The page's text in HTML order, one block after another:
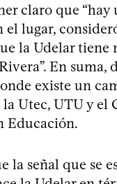
claro que
el lugar,
la Udelar tiene
En suma,
existe un
Utec, UTU y el
Educación.
la señal que se